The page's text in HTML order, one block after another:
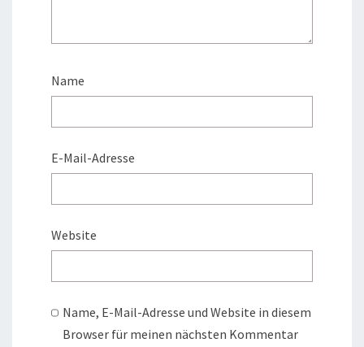
Name
E-Mail-Adresse
Website
Name, E-Mail-Adresse und Website in diesem
Browser für meinen nächsten Kommentar